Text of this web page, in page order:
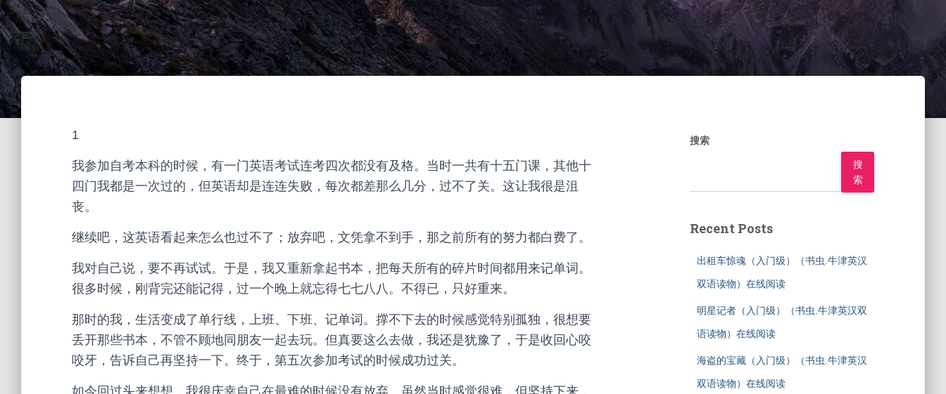
1
我参加自考本科的时候，有一门英语考试连考四次都没有及格。当时一共有十五门课，其他十
四门我都是一次过的，但英语却是连连失败，每次都差那么几分，过不了关。这让我很是沮
丧。
继续吧，这英语看起来怎么也过不了；放弃吧，文凭拿不到手，那之前所有的努力都白费了。
我对自己说，要不再试试。于是，我又重新拿起书本，把每天所有的碎片时间都用来记单词。
很多时候，刚背完还能记得，过一个晚上就忘得七七八八。不得已，只好重来。
那时的我，生活变成了单行线，上班、下班、记单词。撑不下去的时候感觉特别孤独，很想要
丢开那些书本，不管不顾地同朋友一起去玩。但真要这么去做，我还是犹豫了，于是收回心咬
咬牙，告诉自己再坚持一下。终于，第五次参加考试的时候成功过关。
如今回过头来想想，我很庆幸自己在最难的时候没有放弃。虽然当时感觉很难，但坚持下来，
搜索
搜
索
Recent Posts
出租车惊魂（入门级）（书虫.牛津英汉
双语读物）在线阅读
明星记者（入门级）（书虫.牛津英汉双
语读物）在线阅读
海盗的宝藏（入门级）（书虫.牛津英汉
双语读物）在线阅读